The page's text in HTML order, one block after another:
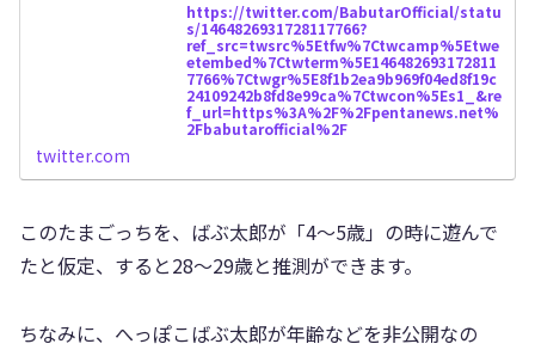
https://twitter.com/BabutarOfficial/statu
s/1464826931728117766?
ref_src=twsrc%5Etfw%7Ctwcamp%5Etwe
etembed%7Ctwterm%5E146482693172811
7766%7Ctwgr%5E8f1b2ea9b969f04ed8f19c
24109242b8fd8e99ca%7Ctwcon%5Es1_&re
f_url=https%3A%2F%2Fpentanews.net%
2Fbabutarofficial%2F
twitter.com
このたまごっちを、ばぶ太郎が「4〜5歳」の時に遊んで
たと仮定、すると28〜29歳と推測ができます。
ちなみに、へっぽこばぶ太郎が年齢などを非公開なの